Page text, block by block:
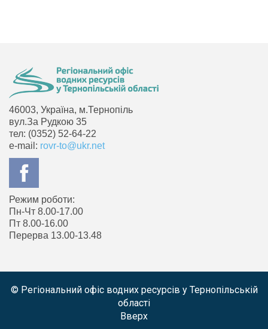
46003, Україна, м.Тернопіль
вул.За Рудкою 35
тел: (0352) 52-64-22
e-mail: rovr-to@ukr.net
Режим роботи:
Пн-Чт 8.00-17.00
Пт 8.00-16.00
Перерва 13.00-13.48
© Регіональний офіс водних ресурсів у Тернопільській
області
Вверх